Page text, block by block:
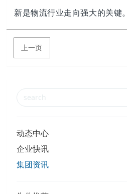
新是物流行业走向强大的关键。
上一页
动态中心
企业快讯
集团资讯